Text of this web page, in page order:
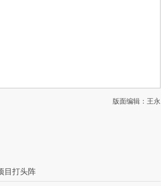
版面编辑：王永
目打头阵